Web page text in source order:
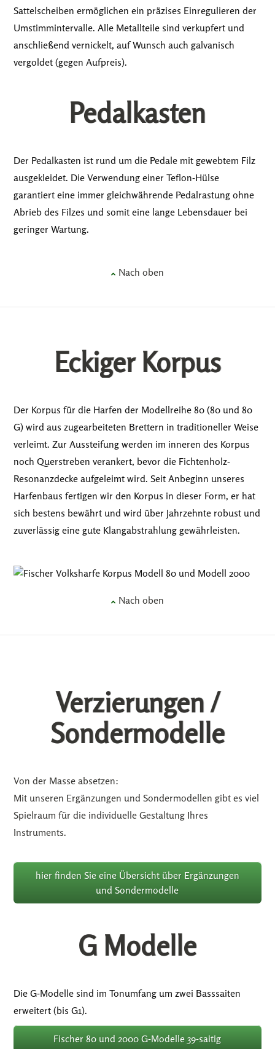
Sattelscheiben ermöglichen ein präzises Einregulieren der
Umstimmintervalle. Alle Metallteile sind verkupfert und
anschließend vernickelt, auf Wunsch auch galvanisch
vergoldet (gegen Aufpreis).
Pedalkasten
Der Pedalkasten ist rund um die Pedale mit gewebtem Filz
ausgekleidet. Die Verwendung einer Teflon-Hülse
garantiert eine immer gleichwährende Pedalrastung ohne
Abrieb des Filzes und somit eine lange Lebensdauer bei
geringer Wartung.
Nach oben
Eckiger Korpus
Der Korpus für die Harfen der Modellreihe 80 (80 und 80
G) wird aus zugearbeiteten Brettern in traditioneller Weise
verleimt. Zur Aussteifung werden im inneren des Korpus
noch Querstreben verankert, bevor die Fichtenholz-
Resonanzdecke aufgeleimt wird. Seit Anbeginn unseres
Harfenbaus fertigen wir den Korpus in dieser Form, er hat
sich bestens bewährt und wird über Jahrzehnte robust und
zuverlässig eine gute Klangabstrahlung gewährleisten.
Nach oben
Verzierungen /
Sondermodelle
Von der Masse absetzen:
Mit unseren Ergänzungen und Sondermodellen gibt es viel
Spielraum für die individuelle Gestaltung Ihres
Instruments.
hier finden Sie eine Übersicht über Ergänzungen
und Sondermodelle
G Modelle
Die G-Modelle sind im Tonumfang um zwei Basssaiten
erweitert (bis G1).
Fischer 80 und 2000 G-Modelle 39-saitig